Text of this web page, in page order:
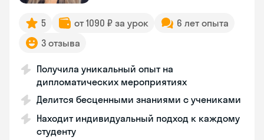
5 от 1090 ₽ за урок
6 лет опыта
3 отзыва
Получила уникальный опыт на
дипломатических мероприятиях
Делится бесценными знаниями с учениками
Находит индивидуальный подход к каждому
студенту